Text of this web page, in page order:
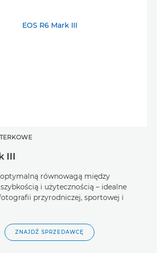
III
równowagą między
i użytecznością – idealne
przyrodniczej, sportowej i
ZNAJDŹ SPRZEDAWCĘ